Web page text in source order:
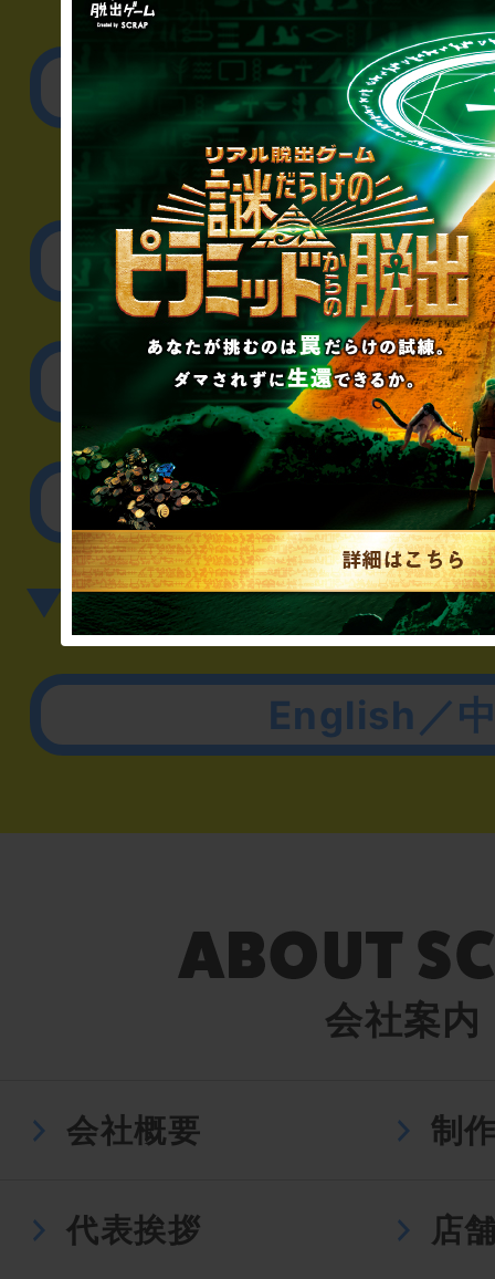
▼一般のお客様
公演内容、チケット
▼企業／法人の方
リアル脱出ゲーム制作
取材に関するお
その他のご相談／
▼英語、中国語でのお問
English／
会社案内
会社概要 制
代表挨拶 店